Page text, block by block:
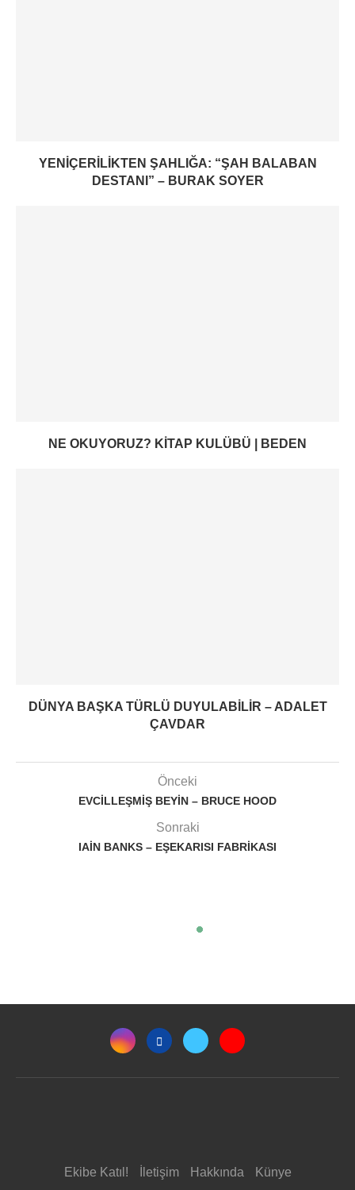
YENIÇERILIKTEN ŞAHLIĞA: “ŞAH BALABAN
DESTANI” – BURAK SOYER
NE OKUYORUZ? KITAP KULÜBÜ | BEDEN
DÜNYA BAŞKA TÜRLÜ DUYULABILIR – ADALET
ÇAVDAR
Önceki
EVCILLEŞMIŞ BEYIN – BRUCE HOOD
Sonraki
IAIN BANKS – EŞEKARISI FABRIKASI
Ekibe Katıl! İletişim Hakkında Künye